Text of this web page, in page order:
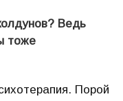
Ведь
тоже
Порой